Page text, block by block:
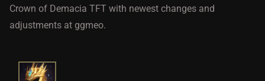
Crown of Demacia TFT with newest changes and
adjustments at ggmeo.